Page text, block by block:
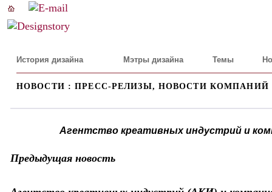
История дизайна Мэтры дизайна Темы
НОВОСТИ : ПРЕСС-РЕЛИЗЫ, НОВОСТИ КОМПАНИЙ
Агентство креативных индустрий и
Предыдущая новость